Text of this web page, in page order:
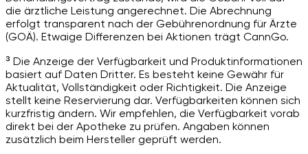
die ärztliche Leistung angerechnet. Die Abrechnung
erfolgt transparent nach der Gebührenordnung für Ärzte
(GOÄ). Etwaige Differenzen bei Aktionen trägt CannGo.
³ Die Anzeige der Verfügbarkeit und Produktinformationen
basiert auf Daten Dritter. Es besteht keine Gewähr für
Aktualität, Vollständigkeit oder Richtigkeit. Die Anzeige
stellt keine Reservierung dar. Verfügbarkeiten können sich
kurzfristig ändern. Wir empfehlen, die Verfügbarkeit vorab
direkt bei der Apotheke zu prüfen. Angaben können
zusätzlich beim Hersteller geprüft werden.